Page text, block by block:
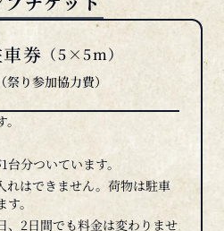
券
（5×5m）
祭り参加協力費）
分ついています。
はできません。荷物は駐車
す。
2日間でも料金は変わりませ